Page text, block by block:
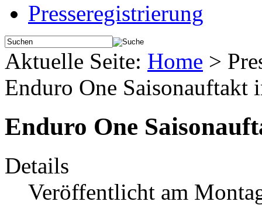
Presseregistrierung
Aktuelle Seite: Home >
Enduro One Saisonauftakt
Enduro One
Details
Veröffentlicht am